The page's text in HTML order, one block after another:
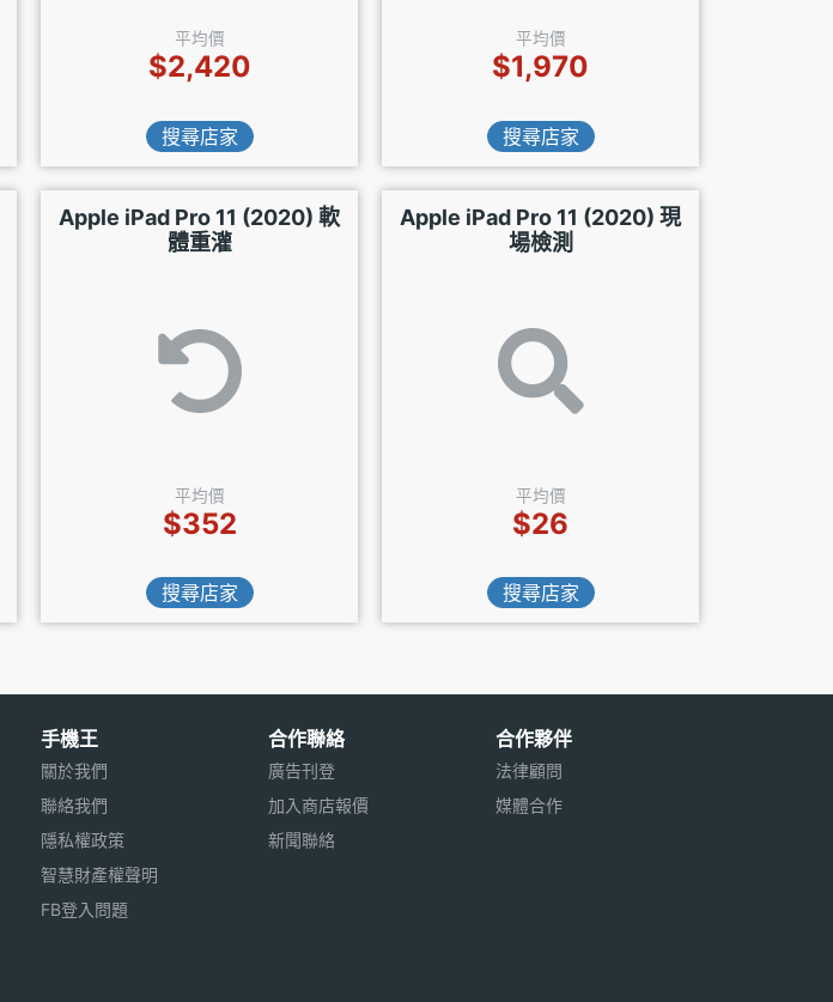
平均價
$2,420
搜尋店家
平均價
$1,970
搜尋店家
Apple iPad Pro 11 (2020) 軟
體重灌
平均價
$352
搜尋店家
Apple iPad Pro 11 (2020) 現
場檢測
平均價
$26
搜尋店家
手機王
關於我們
聯絡我們
隱私權政策
智慧財產權聲明
FB登入問題
合作聯絡
廣告刊登
加入商店報價
新聞聯絡
合作夥伴
法律顧問
媒體合作